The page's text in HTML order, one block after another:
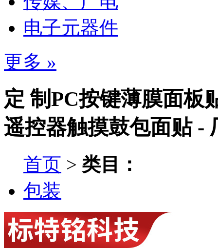
电子元器件
更多 »
定 制PC按键薄膜面板
遥控器触摸鼓包面贴 -
首页 > 类目：
包装